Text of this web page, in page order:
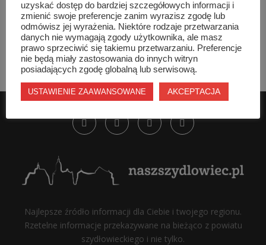
O nas|Kontakt|Reklama|Polityka prywatności |
Regulamin
Najlepsze źródło informacji dla Ciebie i twojego regionu.
Rzetelne informacje przekazywane na bieżąco z powiatu
szydłowieckiego i nie tylko.
uzyskać dostęp do bardziej szczegółowych informacji i
zmienić swoje preferencje zanim wyrazisz zgodę lub
odmówisz jej wyrażenia. Niektóre rodzaje przetwarzania
danych nie wymagają zgody użytkownika, ale masz
prawo sprzeciwić się takiemu przetwarzaniu. Preferencje
nie będą miały zastosowania do innych witryn
posiadających zgodę globalną lub serwisową.
USTAWIENIE ZAAWANSOWANE AKCEPTACJA